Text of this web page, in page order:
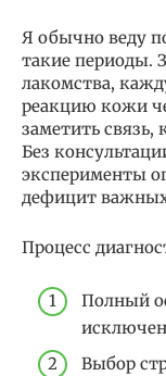
Я обычно веду
такие периоды.
лакомства,
реакцию кожи
заметить связь,
Без
эксперименты
дефицит
Процесс
Полный
Выбор